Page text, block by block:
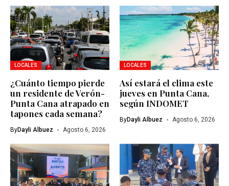
LOCALES
¿Cuánto tiempo pierde
un residente de Verón-
Punta Cana atrapado en
tapones cada semana?
ByDayli Albuez Agosto 6, 2026
LOCALES
Así estará el clima este
jueves en Punta Cana,
según INDOMET
ByDayli Albuez Agosto 6, 2026